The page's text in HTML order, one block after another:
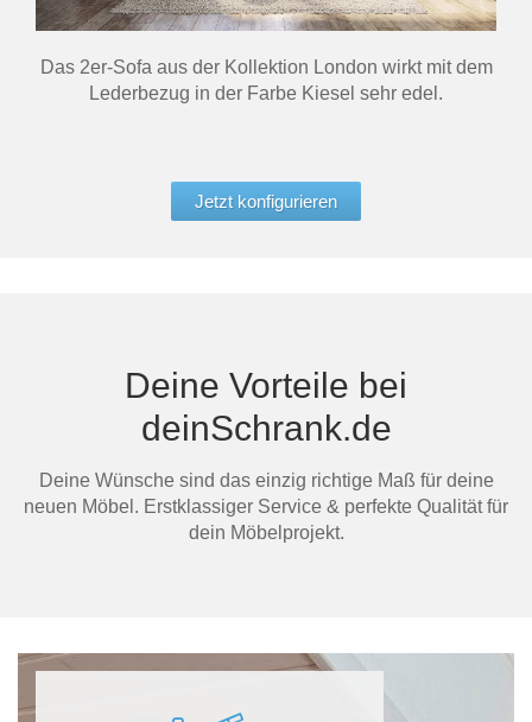
Das 2er-Sofa aus der Kollektion London wirkt mit dem
Lederbezug in der Farbe Kiesel sehr edel.
Jetzt konfigurieren
Deine Vorteile bei
deinSchrank.de
Deine Wünsche sind das einzig richtige Maß für deine
neuen Möbel. Erstklassiger Service & perfekte Qualität für
dein Möbelprojekt.